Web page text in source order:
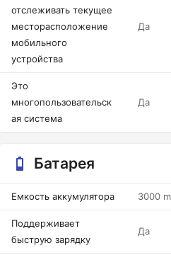
отслеживать текущее
месторасположение
мобильного
устройства
Да
Это
многопользовательск
ая система
Да
Батарея
Емкость аккумулятора 3000
Поддерживает
быструю зарядку
Да